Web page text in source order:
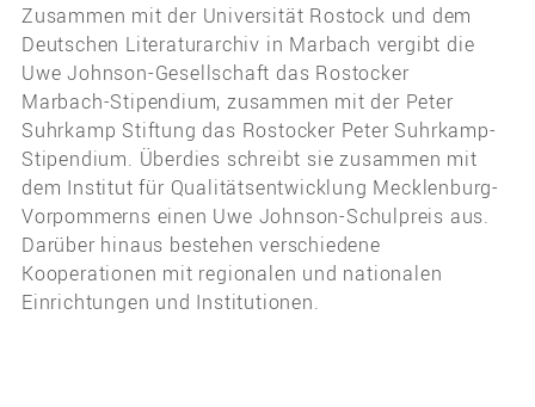
Zusammen mit der Universität Rostock und dem
Deutschen Literaturarchiv in Marbach vergibt die
Uwe Johnson-Gesellschaft das Rostocker
Marbach-Stipendium, zusammen mit der Peter
Suhrkamp Stiftung das Rostocker Peter Suhrkamp-
Stipendium. Überdies schreibt sie zusammen mit
dem Institut für Qualitätsentwicklung Mecklenburg-
Vorpommerns einen Uwe Johnson-Schulpreis aus.
Darüber hinaus bestehen verschiedene
Kooperationen mit regionalen und nationalen
Einrichtungen und Institutionen.